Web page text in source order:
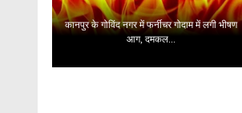
कानपुर के गोविंद नगर में फर्नीचर गोदाम में लगी भीषण
आग, दमकल...